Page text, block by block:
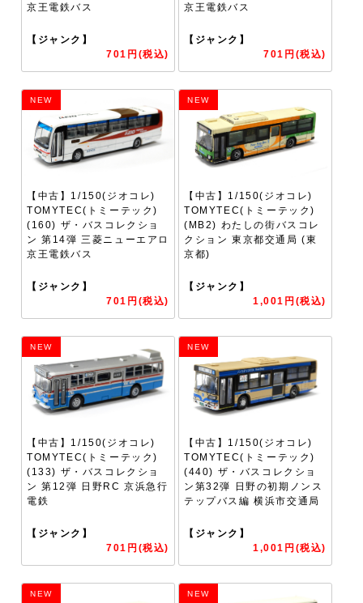
京王電鉄バス
【ジャンク】
701円(税込)
京王電鉄バス
【ジャンク】
701円(税込)
NEW
【中古】1/150(ジオコレ)
TOMYTEC(トミーテック)
(160) ザ・バスコレクショ
ン 第14弾 三菱ニューエアロ
京王電鉄バス
【ジャンク】
701円(税込)
NEW
【中古】1/150(ジオコレ)
TOMYTEC(トミーテック)
(MB2) わたしの街バスコレ
クション 東京都交通局 (東
京都)
【ジャンク】
1,001円(税込)
NEW
【中古】1/150(ジオコレ)
TOMYTEC(トミーテック)
(133) ザ・バスコレクショ
ン 第12弾 日野RC 京浜急行
電鉄
【ジャンク】
701円(税込)
NEW
【中古】1/150(ジオコレ)
TOMYTEC(トミーテック)
(440) ザ・バスコレクショ
ン第32弾 日野の初期ノンス
テップバス編 横浜市交通局
【ジャンク】
1,001円(税込)
NEW NEW